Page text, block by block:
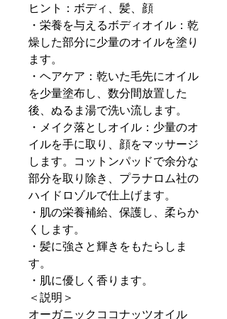
ヒント：ボディ、髪、顔
・栄養を与えるボディオイル：乾
燥した部分に少量のオイルを塗り
ます。
・ヘアケア：乾いた毛先にオイル
を少量塗布し、数分間放置した
後、ぬるま湯で洗い流します。
・メイク落としオイル：少量のオ
イルを手に取り、顔をマッサージ
します。コットンパッドで余分な
部分を取り除き、プラナロム社の
ハイドロゾルで仕上げます。
・肌の栄養補給、保護し、柔らか
くします。
・髪に強さと輝きをもたらしま
す。
・肌に優しく香ります。
＜説明＞
オーガニックココナッツオイル